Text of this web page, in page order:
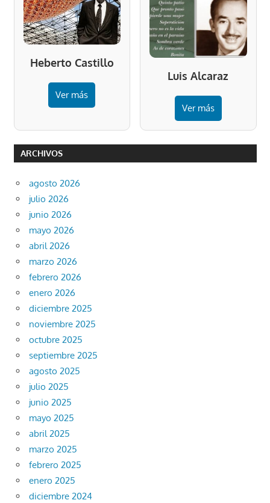
Heberto Castillo
Ver más
Luis Alcaraz
Ver más
ARCHIVOS
agosto 2026
julio 2026
junio 2026
mayo 2026
abril 2026
marzo 2026
febrero 2026
enero 2026
diciembre 2025
noviembre 2025
octubre 2025
septiembre 2025
agosto 2025
julio 2025
junio 2025
mayo 2025
abril 2025
marzo 2025
febrero 2025
enero 2025
diciembre 2024